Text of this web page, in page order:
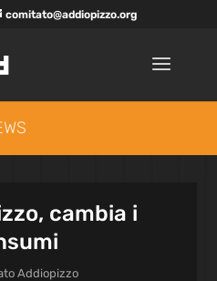
comitato@addiopizzo.org
cambia i
Addiopizzo